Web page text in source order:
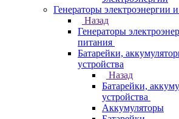
Генераторы электроэнергии
Назад
Генераторы
питания
Батарейки,
устройства
Назад
Батарейки,
устройства
Аккумуляторы